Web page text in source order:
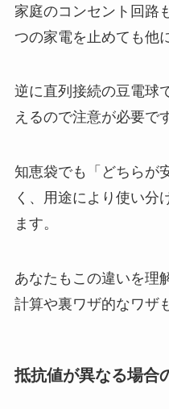
家庭のコンセント回路
つの家電を止めても他
逆に直列接続の豆電球
えるので注意が必要で
知恵袋でも「どちらが
く、用途により使い分
ます。
あなたもこの違いを理
計算や裏ワザ的なワザ
抵抗値が異なる場合